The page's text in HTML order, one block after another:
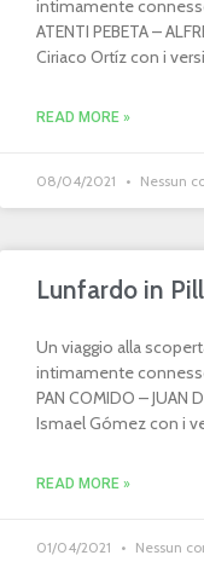
intimamente
ATENTI PEBETA –
Ciriaco Ortíz con i
READ MORE »
08/04/2021 Nessun
Lunfardo in
Un viaggio alla
intimamente
PAN COMIDO – JUAN
Ismael Gómez con i
READ MORE »
01/04/2021 Nessun